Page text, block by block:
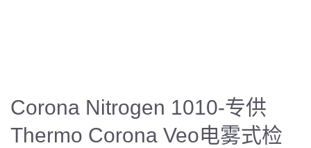
Corona Nitrogen 1010-专供
Thermo Corona Veo电雾式检